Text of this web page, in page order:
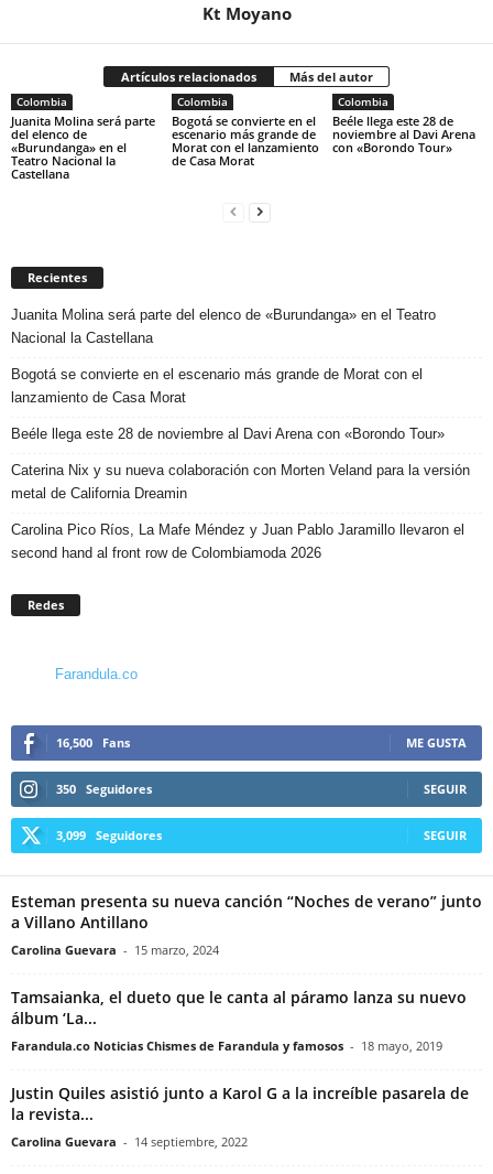
Kt Moyano
Artículos relacionados Más del autor
Colombia
Juanita Molina será parte
del elenco de
«Burundanga» en el
Teatro Nacional la
Castellana
Colombia
Bogotá se convierte en el
escenario más grande de
Morat con el lanzamiento
de Casa Morat
Colombia
Beéle llega este 28 de
noviembre al Davi Arena
con «Borondo Tour»
Recientes
Juanita Molina será parte del elenco de «Burundanga» en el Teatro
Nacional la Castellana
Bogotá se convierte en el escenario más grande de Morat con el
lanzamiento de Casa Morat
Beéle llega este 28 de noviembre al Davi Arena con «Borondo Tour»
Caterina Nix y su nueva colaboración con Morten Veland para la versión
metal de California Dreamin
Carolina Pico Ríos, La Mafe Méndez y Juan Pablo Jaramillo llevaron el
second hand al front row de Colombiamoda 2026
Redes
Farandula.co
16,500 Fans ME GUSTA
350 Seguidores SEGUIR
3,099 Seguidores SEGUIR
Esteman presenta su nueva canción “Noches de verano” junto
a Villano Antillano
Carolina Guevara - 15 marzo, 2024
Tamsaianka, el dueto que le canta al páramo lanza su nuevo
álbum ‘La...
Farandula.co Noticias Chismes de Farandula y famosos - 18 mayo, 2019
Justin Quiles asistió junto a Karol G a la increíble pasarela de
la revista...
Carolina Guevara - 14 septiembre, 2022